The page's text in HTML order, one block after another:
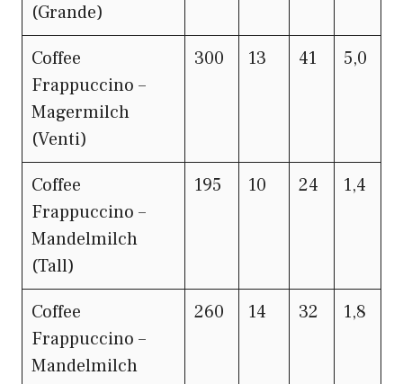
(Grande)
Coffee
Frappuccino –
Magermilch
(Venti)
300 13 41 5,0
Coffee
Frappuccino –
Mandelmilch
(Tall)
195 10 24 1,4
Coffee
Frappuccino –
Mandelmilch
260 14 32 1,8